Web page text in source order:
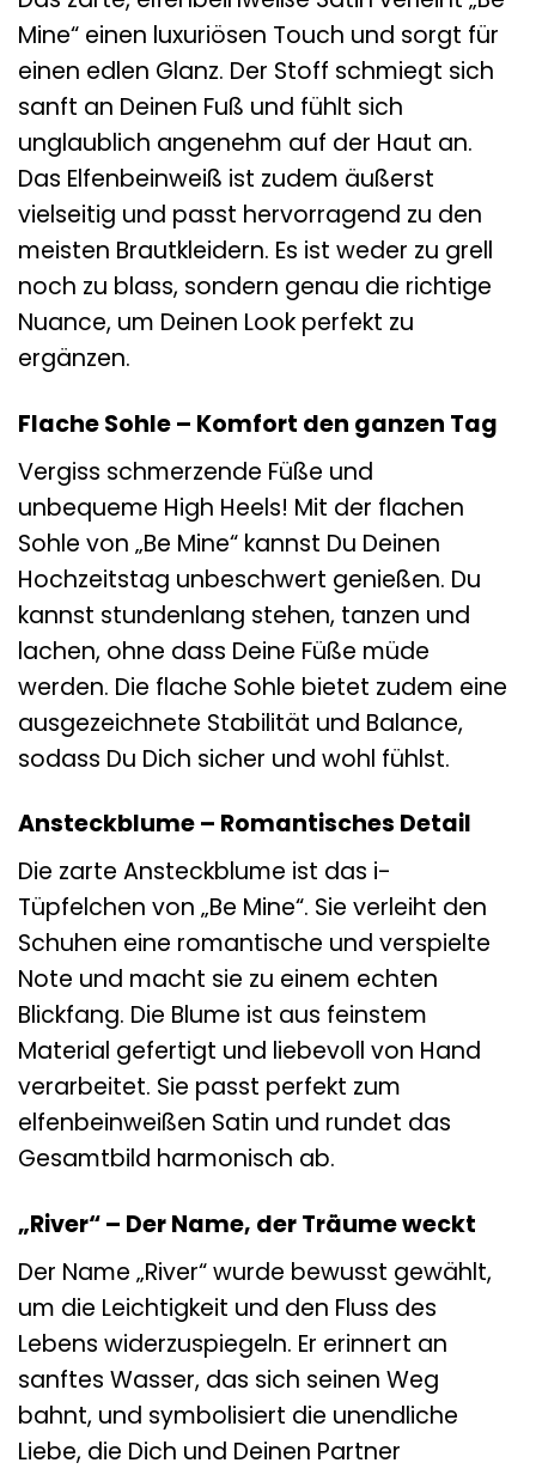
Mine“ einen luxuriösen Touch und sorgt für
einen edlen Glanz. Der Stoff schmiegt sich
sanft an Deinen Fuß und fühlt sich
unglaublich angenehm auf der Haut an.
Das Elfenbeinweiß ist zudem äußerst
vielseitig und passt hervorragend zu den
meisten Brautkleidern. Es ist weder zu grell
noch zu blass, sondern genau die richtige
Nuance, um Deinen Look perfekt zu
ergänzen.
Flache Sohle – Komfort den ganzen Tag
Vergiss schmerzende Füße und
unbequeme High Heels! Mit der flachen
Sohle von „Be Mine“ kannst Du Deinen
Hochzeitstag unbeschwert genießen. Du
kannst stundenlang stehen, tanzen und
lachen, ohne dass Deine Füße müde
werden. Die flache Sohle bietet zudem eine
ausgezeichnete Stabilität und Balance,
sodass Du Dich sicher und wohl fühlst.
Ansteckblume – Romantisches Detail
Die zarte Ansteckblume ist das i-
Tüpfelchen von „Be Mine“. Sie verleiht den
Schuhen eine romantische und verspielte
Note und macht sie zu einem echten
Blickfang. Die Blume ist aus feinstem
Material gefertigt und liebevoll von Hand
verarbeitet. Sie passt perfekt zum
elfenbeinweißen Satin und rundet das
Gesamtbild harmonisch ab.
„River“ – Der Name, der Träume weckt
Der Name „River“ wurde bewusst gewählt,
um die Leichtigkeit und den Fluss des
Lebens widerzuspiegeln. Er erinnert an
sanftes Wasser, das sich seinen Weg
bahnt, und symbolisiert die unendliche
Liebe, die Dich und Deinen Partner